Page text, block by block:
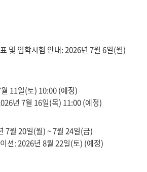
및 입학시험 안내: 2026년 7월 6일(월)
11일(토) 10:00 (예정)
년 7월 16일(목) 11:00 (예정)
7월 20일(월) ~ 7월 24일(금)
션: 2026년 8월 22일(토) (예정)